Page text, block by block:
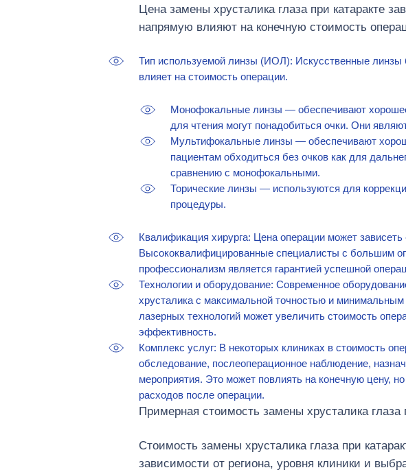
Цена замены хрусталика глаза при катаракте
напрямую влияют на конечную стоимость
Тип используемой линзы (ИОЛ): Искусственные
влияет на стоимость операции.
Монофокальные линзы — обеспечивают
для чтения могут понадобиться очки. Они
Мультифокальные линзы — обеспечивают
пациентам обходиться без очков как для
сравнению с монофокальными.
Торические линзы — используются для
процедуры.
Квалификация хирурга: Цена операции может
Высококвалифицированные специалисты с большим
профессионализм является гарантией успешной
Технологии и оборудование: Современное
хрусталика с максимальной точностью и
лазерных технологий может увеличить стоимость
эффективность.
Комплекс услуг: В некоторых клиниках в стоимость
обследование, послеоперационное наблюдение,
мероприятия. Это может повлиять на конечную цену,
расходов после операции.
Примерная стоимость замены хрусталика глаза
Стоимость замены хрусталика глаза при
зависимости от региона, уровня клиники и